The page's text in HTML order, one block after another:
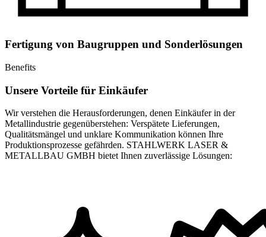
Fertigung von Baugruppen und Sonderlösungen
Benefits
Unsere Vorteile für Einkäufer
Wir verstehen die Herausforderungen, denen Einkäufer in der
Metallindustrie gegenüberstehen: Verspätete Lieferungen,
Qualitätsmängel und unklare Kommunikation können Ihre
Produktionsprozesse gefährden. STAHLWERK LASER &
METALLBAU GMBH bietet Ihnen zuverlässige Lösungen: